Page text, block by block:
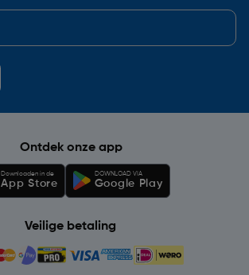
Ontdek onze app
Downloaden in de
App Store
DOWNLOAD VIA
Google Play
Veilige betaling